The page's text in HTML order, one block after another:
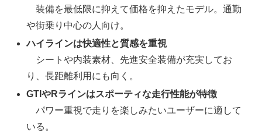
装備を最低限に抑えて価格を抑えたモデル。通勤
や街乗り中心の人向け。
ハイラインは快適性と質感を重視
シートや内装素材、先進安全装備が充実してお
り、長距離利用にも向く。
GTIやRラインはスポーティな走行性能が特徴
パワー重視で走りを楽しみたいユーザーに適して
いる。